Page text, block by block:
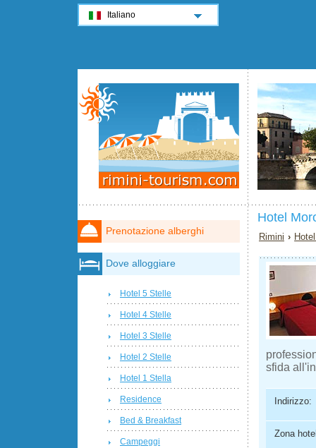
Hotel
Rimini ›
sfida
Indirizzo:
Zona
Prenotazione alberghi
Dove alloggiare
Hotel 5 Stelle
Hotel 4 Stelle
Hotel 3 Stelle
Hotel 2 Stelle
Hotel 1 Stella
Residence
Bed & Breakfast
Campeggi
Italiano